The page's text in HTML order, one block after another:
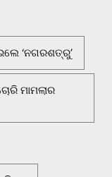
‘ନଗରଶତ୍ରୁ’
ମାମଲାର